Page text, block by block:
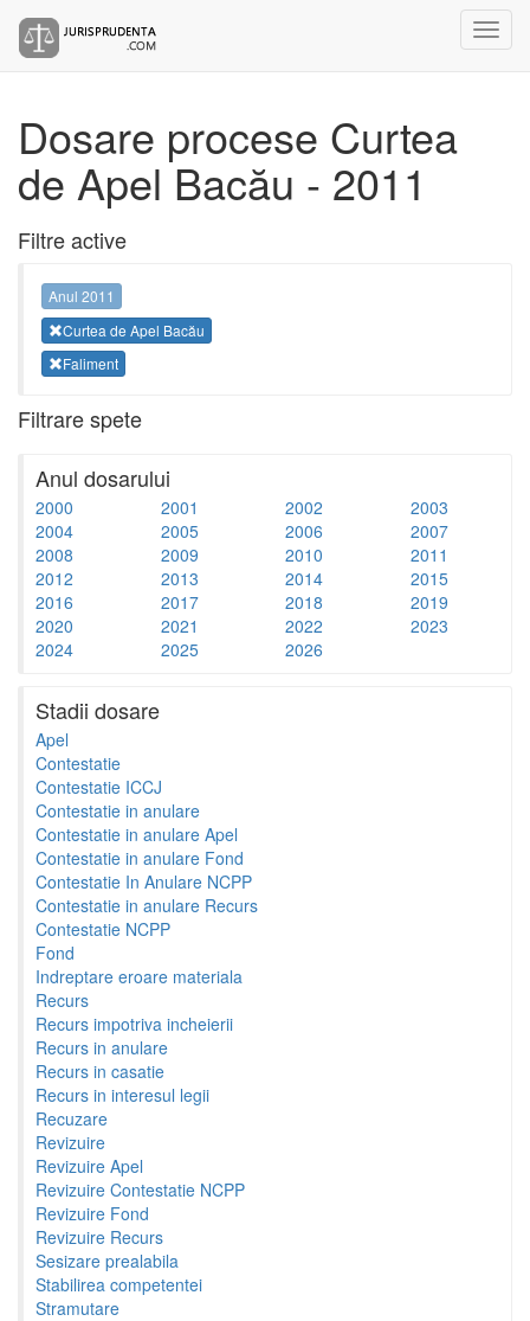
Dosare procese Curtea
de Apel Bacău - 2011
Filtre active
Anul 2011
Curtea de Apel Bacău
Faliment
Filtrare spete
Anul dosarului
2000 2001 2002
2003
2004
2005 2006
2007
2008
2009 2010
2011
2012
2013 2014
2015
2016
2017 2018
2019
2020
2021 2022
2023
2024
2025 2026
Stadii dosare
Apel
Contestatie
Contestatie ICCJ
Contestatie in anulare
Contestatie in anulare Apel
Contestatie in anulare Fond
Contestatie In Anulare NCPP
Contestatie in anulare Recurs
Contestatie NCPP
Fond
Indreptare eroare materiala
Recurs
Recurs impotriva incheierii
Recurs in anulare
Recurs in casatie
Recurs in interesul legii
Recuzare
Revizuire
Revizuire Apel
Revizuire Contestatie NCPP
Revizuire Fond
Revizuire Recurs
Sesizare prealabila
Stabilirea competentei
Stramutare